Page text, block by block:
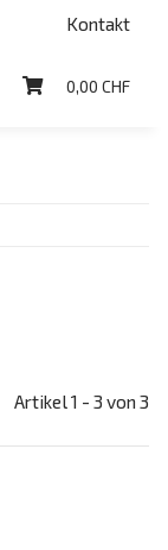
Kontakt
0,00 CHF
Artikel 1 - 3 von 3